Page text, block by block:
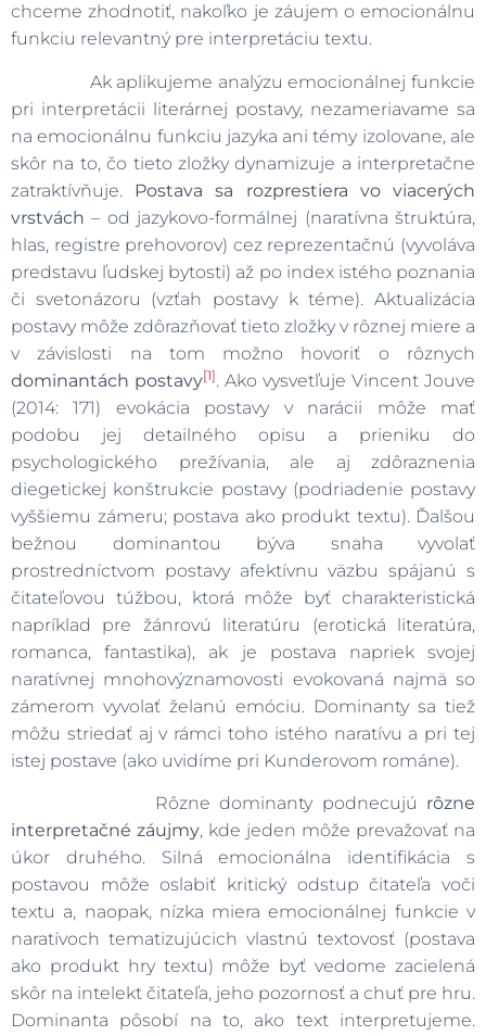
chceme zhodnotiť, nakoľko je záujem o emocionálnu
funkciu relevantný pre interpretáciu textu.
Ak aplikujeme analýzu emocionálnej funkcie
pri interpretácii literárnej postavy, nezameriavame sa
na emocionálnu funkciu jazyka ani témy izolovane, ale
skôr na to, čo tieto zložky dynamizuje a interpretačne
zatraktívňuje. Postava sa rozprestiera vo viacerých
vrstvách – od jazykovo-formálnej (naratívna štruktúra,
hlas, registre prehovorov) cez reprezentačnú (vyvoláva
predstavu ľudskej bytosti) až po index istého poznania
či svetonázoru (vzťah postavy k téme). Aktualizácia
postavy môže zdôrazňovať tieto zložky v rôznej miere a
v závislosti na tom možno hovoriť o rôznych
dominantách postavy[1]. Ako vysvetľuje Vincent Jouve
(2014: 171) evokácia postavy v narácii môže mať
podobu jej detailného opisu a prieniku do
psychologického prežívania, ale aj zdôraznenia
diegetickej konštrukcie postavy (podriadenie postavy
vyššiemu zámeru; postava ako produkt textu). Ďalšou
bežnou dominantou býva snaha vyvolať
prostredníctvom postavy afektívnu väzbu spájanú s
čitateľovou túžbou, ktorá môže byť charakteristická
napríklad pre žánrovú literatúru (erotická literatúra,
romanca, fantastika), ak je postava napriek svojej
naratívnej mnohovýznamovosti evokovaná najmä so
zámerom vyvolať želanú emóciu. Dominanty sa tiež
môžu striedať aj v rámci toho istého naratívu a pri tej
istej postave (ako uvidíme pri Kunderovom románe).
Rôzne dominanty podnecujú rôzne
interpretačné záujmy, kde jeden môže prevažovať na
úkor druhého. Silná emocionálna identifikácia s
postavou môže oslabiť kritický odstup čitateľa voči
textu a, naopak, nízka miera emocionálnej funkcie v
naratívoch tematizujúcich vlastnú textovosť (postava
ako produkt hry textu) môže byť vedome zacielená
skôr na intelekt čitateľa, jeho pozornosť a chuť pre hru.
Dominanta pôsobí na to, ako text interpretujeme.